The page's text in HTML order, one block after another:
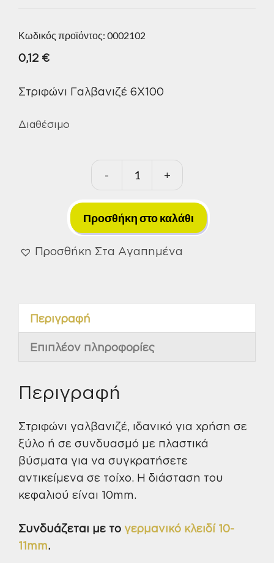
Κωδικός προϊόντος: 0002102
0,12 €
Στριφώνι Γαλβανιζέ 6Χ100
Διαθέσιμο
-
Στριφώνι
Γαλβανιζέ
6Χ100
ποσότητα
+
Προσθήκη στο καλάθι
Προσθήκη Στα Αγαπημένα
Περιγραφή
Επιπλέον πληροφορίες
Περιγραφή
Στριφώνι γαλβανιζέ, ιδανικό για χρήση σε
ξύλο ή σε συνδυασμό με πλαστικά
βύσματα για να συγκρατήσετε
αντικείμενα σε τοίχο. Η διάσταση του
κεφαλιού είναι 10mm.
Συνδυάζεται με το γερμανικό κλειδί 10-
11mm.